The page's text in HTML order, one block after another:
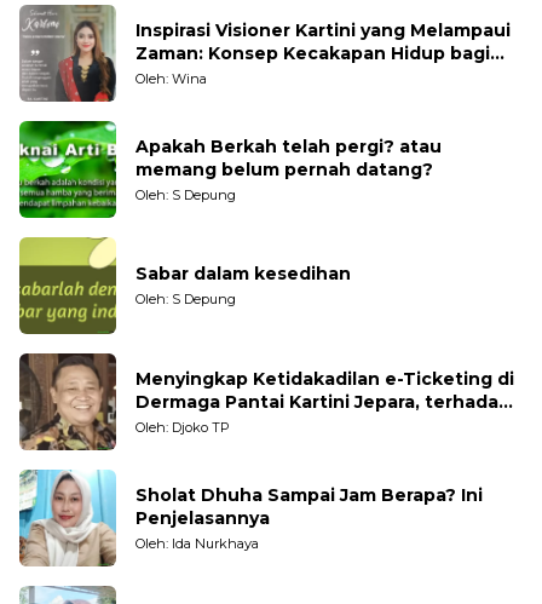
Inspirasi Visioner Kartini yang Melampaui
Zaman: Konsep Kecakapan Hidup bagi
Generasi Muda
Oleh: Wina
Apakah Berkah telah pergi? atau
memang belum pernah datang?
Oleh: S Depung
Sabar dalam kesedihan
Oleh: S Depung
Menyingkap Ketidakadilan e-Ticketing di
Dermaga Pantai Kartini Jepara, terhadap
Nelayan Tradisional
Oleh: Djoko TP
Sholat Dhuha Sampai Jam Berapa? Ini
Penjelasannya
Oleh: Ida Nurkhaya